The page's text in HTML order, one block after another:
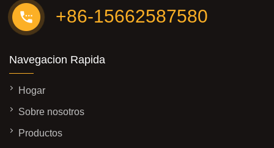
+86-15662587580
Navegacion Rapida
Hogar
Sobre nosotros
Productos